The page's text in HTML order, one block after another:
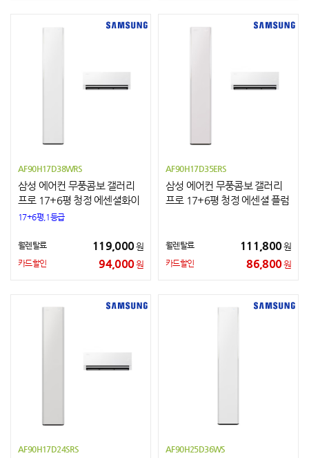
AF90H17D38WRS
삼성 에어컨 무풍콤보 갤러리
프로 17+6평 청정 에센셜화이
트
17+6평,1등급
월렌탈료 119,000원
카드할인 94,000원
AF90H17D35ERS
삼성 에어컨 무풍콤보 갤러리
프로 17+6평 청정 에센셜 플럼
월렌탈료 111,800원
카드할인 86,800원
AF90H17D24SRS AF90H25D36WS